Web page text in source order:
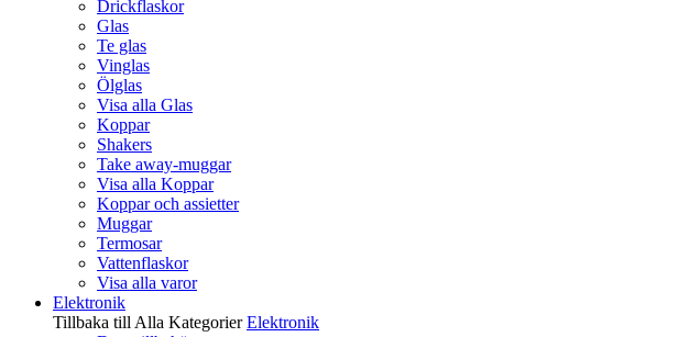
Drickflaskor
Glas
Te glas
Vinglas
Ölglas
Visa alla Glas
Koppar
Shakers
Take away-muggar
Visa alla Koppar
Koppar och assietter
Muggar
Termosar
Vattenflaskor
Visa alla varor
Elektronik
Tillbaka till Alla Kategorier Elektronik